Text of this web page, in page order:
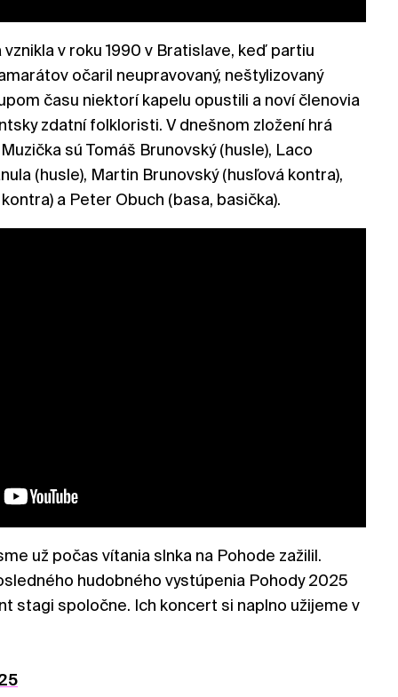
v roku 1990 v Bratislave, keď partiu
očaril neupravovaný, neštylizovaný
času niektorí kapelu opustili a noví členovia
zdatní folkloristi. V dnešnom zložení hrá
sú Tomáš Brunovský (husle), Laco
(husle), Martin Brunovský (husľová kontra),
a Peter Obuch (basa, basička).
už počas vítania slnka na Pohode zažilil.
hudobného vystúpenia Pohody 2025
stagi spoločne. Ich koncert si naplno užijeme v